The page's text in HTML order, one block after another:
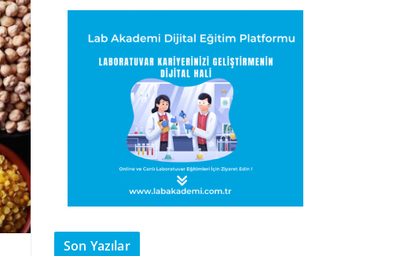
Son Yazılar